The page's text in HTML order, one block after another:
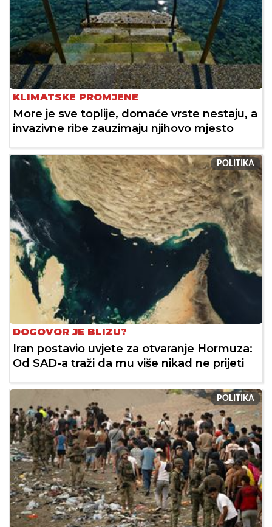
KLIMATSKE PROMJENE
More je sve toplije, domaće vrste nestaju, a
invazivne ribe zauzimaju njihovo mjesto
POLITIKA
DOGOVOR JE BLIZU?
Iran postavio uvjete za otvaranje Hormuza:
Od SAD-a traži da mu više nikad ne prijeti
POLITIKA